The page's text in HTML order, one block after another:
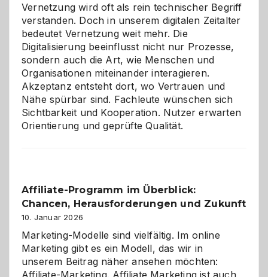
Vernetzung wird oft als rein technischer Begriff
verstanden. Doch in unserem digitalen Zeitalter
bedeutet Vernetzung weit mehr. Die
Digitalisierung beeinflusst nicht nur Prozesse,
sondern auch die Art, wie Menschen und
Organisationen miteinander interagieren.
Akzeptanz entsteht dort, wo Vertrauen und
Nähe spürbar sind. Fachleute wünschen sich
Sichtbarkeit und Kooperation. Nutzer erwarten
Orientierung und geprüfte Qualität.
Affiliate-Programm im Überblick:
Chancen, Herausforderungen und Zukunft
10. Januar 2026
Marketing-Modelle sind vielfältig. Im online
Marketing gibt es ein Modell, das wir in
unserem Beitrag näher ansehen möchten:
Affiliate-Marketing. Affiliate Marketing ist auch